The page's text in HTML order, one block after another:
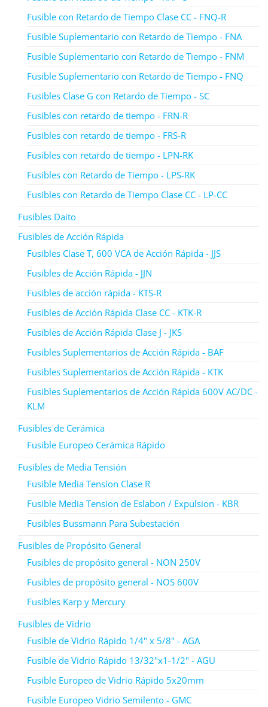
Fusible con Retardo de Tiempo Clase CC - FNQ-R
Fusible Suplementario con Retardo de Tiempo - FNA
Fusible Suplementario con Retardo de Tiempo - FNM
Fusible Suplementario con Retardo de Tiempo - FNQ
Fusibles Clase G con Retardo de Tiempo - SC
Fusibles con retardo de tiempo - FRN-R
Fusibles con retardo de tiempo - FRS-R
Fusibles con retardo de tiempo - LPN-RK
Fusibles con Retardo de Tiempo - LPS-RK
Fusibles con Retardo de Tiempo Clase CC - LP-CC
Fusibles Daito
Fusibles de Acción Rápida
Fusibles Clase T, 600 VCA de Acción Rápida - JJS
Fusibles de Acción Rápida - JJN
Fusibles de acción rápida - KTS-R
Fusibles de Acción Rápida Clase CC - KTK-R
Fusibles de Acción Rápida Clase J - JKS
Fusibles Suplementarios de Acción Rápida - BAF
Fusibles Suplementarios de Acción Rápida - KTK
Fusibles Suplementarios de Acción Rápida 600V AC/DC -
KLM
Fusibles de Cerámica
Fusible Europeo Cerámica Rápido
Fusibles de Media Tensión
Fusible Media Tension Clase R
Fusible Media Tension de Eslabon / Expulsion - KBR
Fusibles Bussmann Para Subestación
Fusibles de Propósito General
Fusibles de propósito general - NON 250V
Fusibles de propósito general - NOS 600V
Fusibles Karp y Mercury
Fusibles de Vidrio
Fusible de Vidrio Rápido 1/4" x 5/8" - AGA
Fusible de Vidrio Rápido 13/32"x1-1/2" - AGU
Fusible Europeo de Vidrio Rápido 5x20mm
Fusible Europeo Vidrio Semilento - GMC